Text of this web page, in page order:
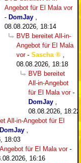
Angebot für El Mala vor
- DomJay ,
08.08.2026, 18:14
BVB bereitet All-in-
Angebot für El Mala
vor- Sascha
,
08.08.2026, 18:18
BVB bereitet
All-in-Angebot
für El Mala vor-
DomJay ,
08.08.2026,
All-in-Angebot für El
DomJay ,
18:03
für El Mala vor-
16:16